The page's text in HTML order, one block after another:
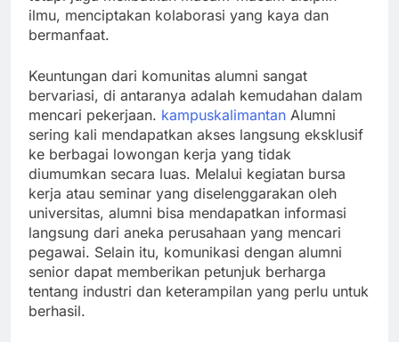
ilmu, menciptakan kolaborasi yang kaya dan
bermanfaat.
Keuntungan dari komunitas alumni sangat
bervariasi, di antaranya adalah kemudahan dalam
mencari pekerjaan. kampuskalimantan Alumni
sering kali mendapatkan akses langsung eksklusif
ke berbagai lowongan kerja yang tidak
diumumkan secara luas. Melalui kegiatan bursa
kerja atau seminar yang diselenggarakan oleh
universitas, alumni bisa mendapatkan informasi
langsung dari aneka perusahaan yang mencari
pegawai. Selain itu, komunikasi dengan alumni
senior dapat memberikan petunjuk berharga
tentang industri dan keterampilan yang perlu untuk
berhasil.